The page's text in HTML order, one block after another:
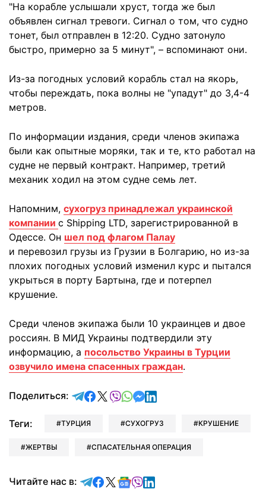
"На корабле услышали хруст, тогда же был
объявлен сигнал тревоги. Сигнал о том, что судно
тонет, был отправлен в 12:20. Судно затонуло
быстро, примерно за 5 минут", – вспоминают они.
Из-за погодных условий корабль стал на якорь,
чтобы переждать, пока волны не "упадут" до 3,4-4
метров.
По информации издания, среди членов экипажа
были как опытные моряки, так и те, кто работал на
судне не первый контракт. Например, третий
механик ходил на этом судне семь лет.
Напомним, сухогруз принадлежал украинской
компании с Shipping LTD, зарегистрированной в
Одессе. Он шел под флагом Палау
и перевозил грузы из Грузии в Болгарию, но из-за
плохих погодных условий изменил курс и пытался
укрыться в порту Бартына, где и потерпел
крушение.
Среди членов экипажа были 10 украинцев и двое
россиян. В МИД Украины подтвердили эту
информацию, а посольство Украины в Турции
озвучило имена спасенных граждан.
Поделиться: отправить в Telegram
поделиться в Facebook
поделиться в X
отправить в Viber
отправить в Whatsapp
отправить в Messenger
отправить в LinkedIn
Теги: ТУРЦИЯ СУХОГРУЗ КРУШЕНИЕ
ЖЕРТВЫ СПАСАТЕЛЬНАЯ ОПЕРАЦИЯ
Читайте нас в: Читайте в Telegram
Читайте в Facebook
Читайте в X
Читайте в Google news
Читайте в Viber
Читайте в LinkedIn